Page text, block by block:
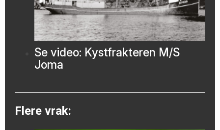
Se video: Kystfrakteren M/S
Joma
Flere vrak: